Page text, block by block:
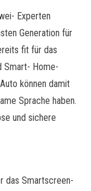
Experten
Generation für
fit für das
Smart- Home-
können damit
Sprache haben.
und sichere
das Smartscreen-